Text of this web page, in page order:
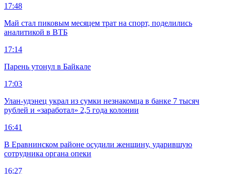
17:48
Май стал пиковым месяцем трат на спорт, поделились
аналитикой в ВТБ
17:14
Парень утонул в Байкале
17:03
Улан-удэнец украл из сумки незнакомца в банке 7 тысяч
рублей и «заработал» 2,5 года колонии
16:41
В Еравнинском районе осудили женщину, ударившую
сотрудника органа опеки
16:27